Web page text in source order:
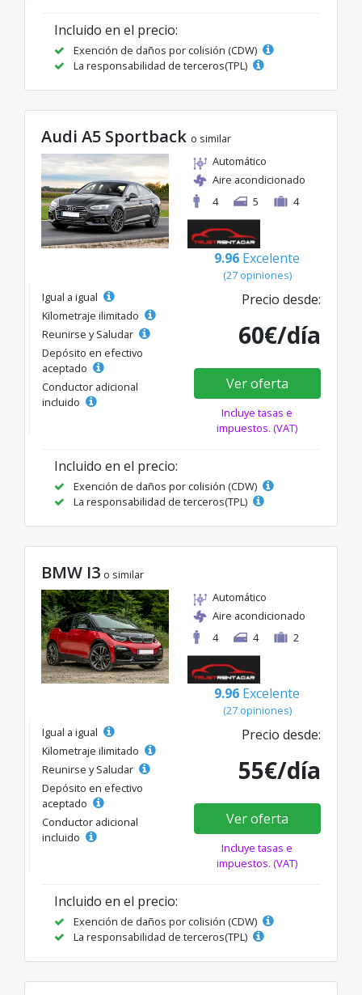
Incluido en el precio:
Exención de daños por colisión (CDW)
La responsabilidad de terceros(TPL)
Audi A5 Sportback o similar
Automático
Aire acondicionado
4
5 4
9.96 Excelente
(27 opiniones)
Igual a igual
Kilometraje ilimitado
Reunirse y Saludar
Depósito en efectivo
aceptado
Conductor adicional
incluido
Precio desde:
60€/día
Ver oferta
Incluye tasas e
impuestos. (VAT)
Incluido en el precio:
Exención de daños por colisión (CDW)
La responsabilidad de terceros(TPL)
BMW I3 o similar
Automático
Aire acondicionado
4
4 2
9.96 Excelente
(27 opiniones)
Igual a igual
Kilometraje ilimitado
Reunirse y Saludar
Depósito en efectivo
aceptado
Conductor adicional
incluido
Precio desde:
55€/día
Ver oferta
Incluye tasas e
impuestos. (VAT)
Incluido en el precio:
Exención de daños por colisión (CDW)
La responsabilidad de terceros(TPL)